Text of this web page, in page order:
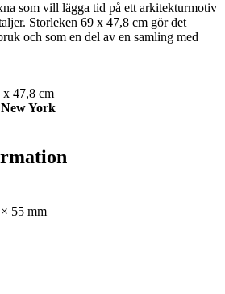
som vill lägga tid på ett arkitekturmotiv
Storleken 69 x 47,8 cm gör det
och som en del av en samling med
x 47,8 cm
York
55 mm